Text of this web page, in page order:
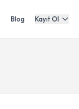
Blog Kayıt Ol